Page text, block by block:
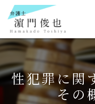
性犯罪に関
その